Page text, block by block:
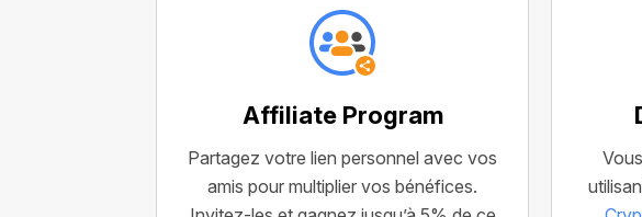
Affiliate Program
Partagez votre lien personnel avec vos
amis pour multiplier vos bénéfices.